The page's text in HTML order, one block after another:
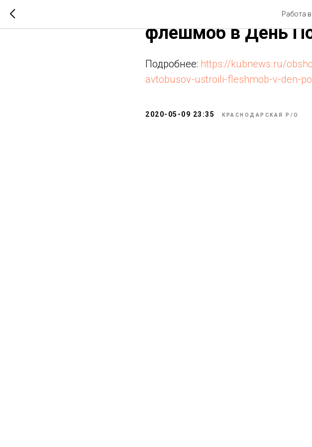
Работа
75 лет: в Сочи
флешмоб в День
Подробнее: https://kubnews.ru/
avtobusov-ustroili-fleshmob-v-den-
2020-05-09 23:35 КРАСНОДАРСКАЯ Р/О